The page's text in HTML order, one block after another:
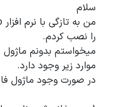
سلام
را نصب کردم.
میخواستم بدونم ماژول
موارد زیر وجود دارد.
در صورت وجود ماژول